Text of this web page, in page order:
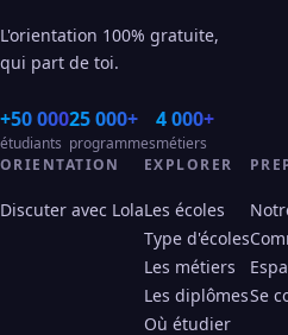
L'orientation 100% gratuite,
qui part de toi.
+50 000
étudiants
25 000+
programmes
4 000+
métiers
ORIENTATION
Discuter avec Lola
EXPLORER
Les écoles
Type d'écoles
Les métiers
Les diplômes
Où étudier
Se